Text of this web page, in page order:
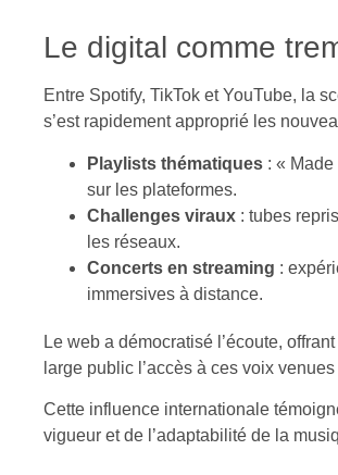
Le digital comme
Entre Spotify, TikTok et YouTube, la
s’est rapidement approprié les
Playlists thématiques : «
sur les plateformes.
Challenges viraux : tubes
les réseaux.
Concerts en streaming :
immersives à distance.
Le web a démocratisé l’écoute,
large public l’accès à ces voix
Cette influence internationale
vigueur et de l’adaptabilité de la